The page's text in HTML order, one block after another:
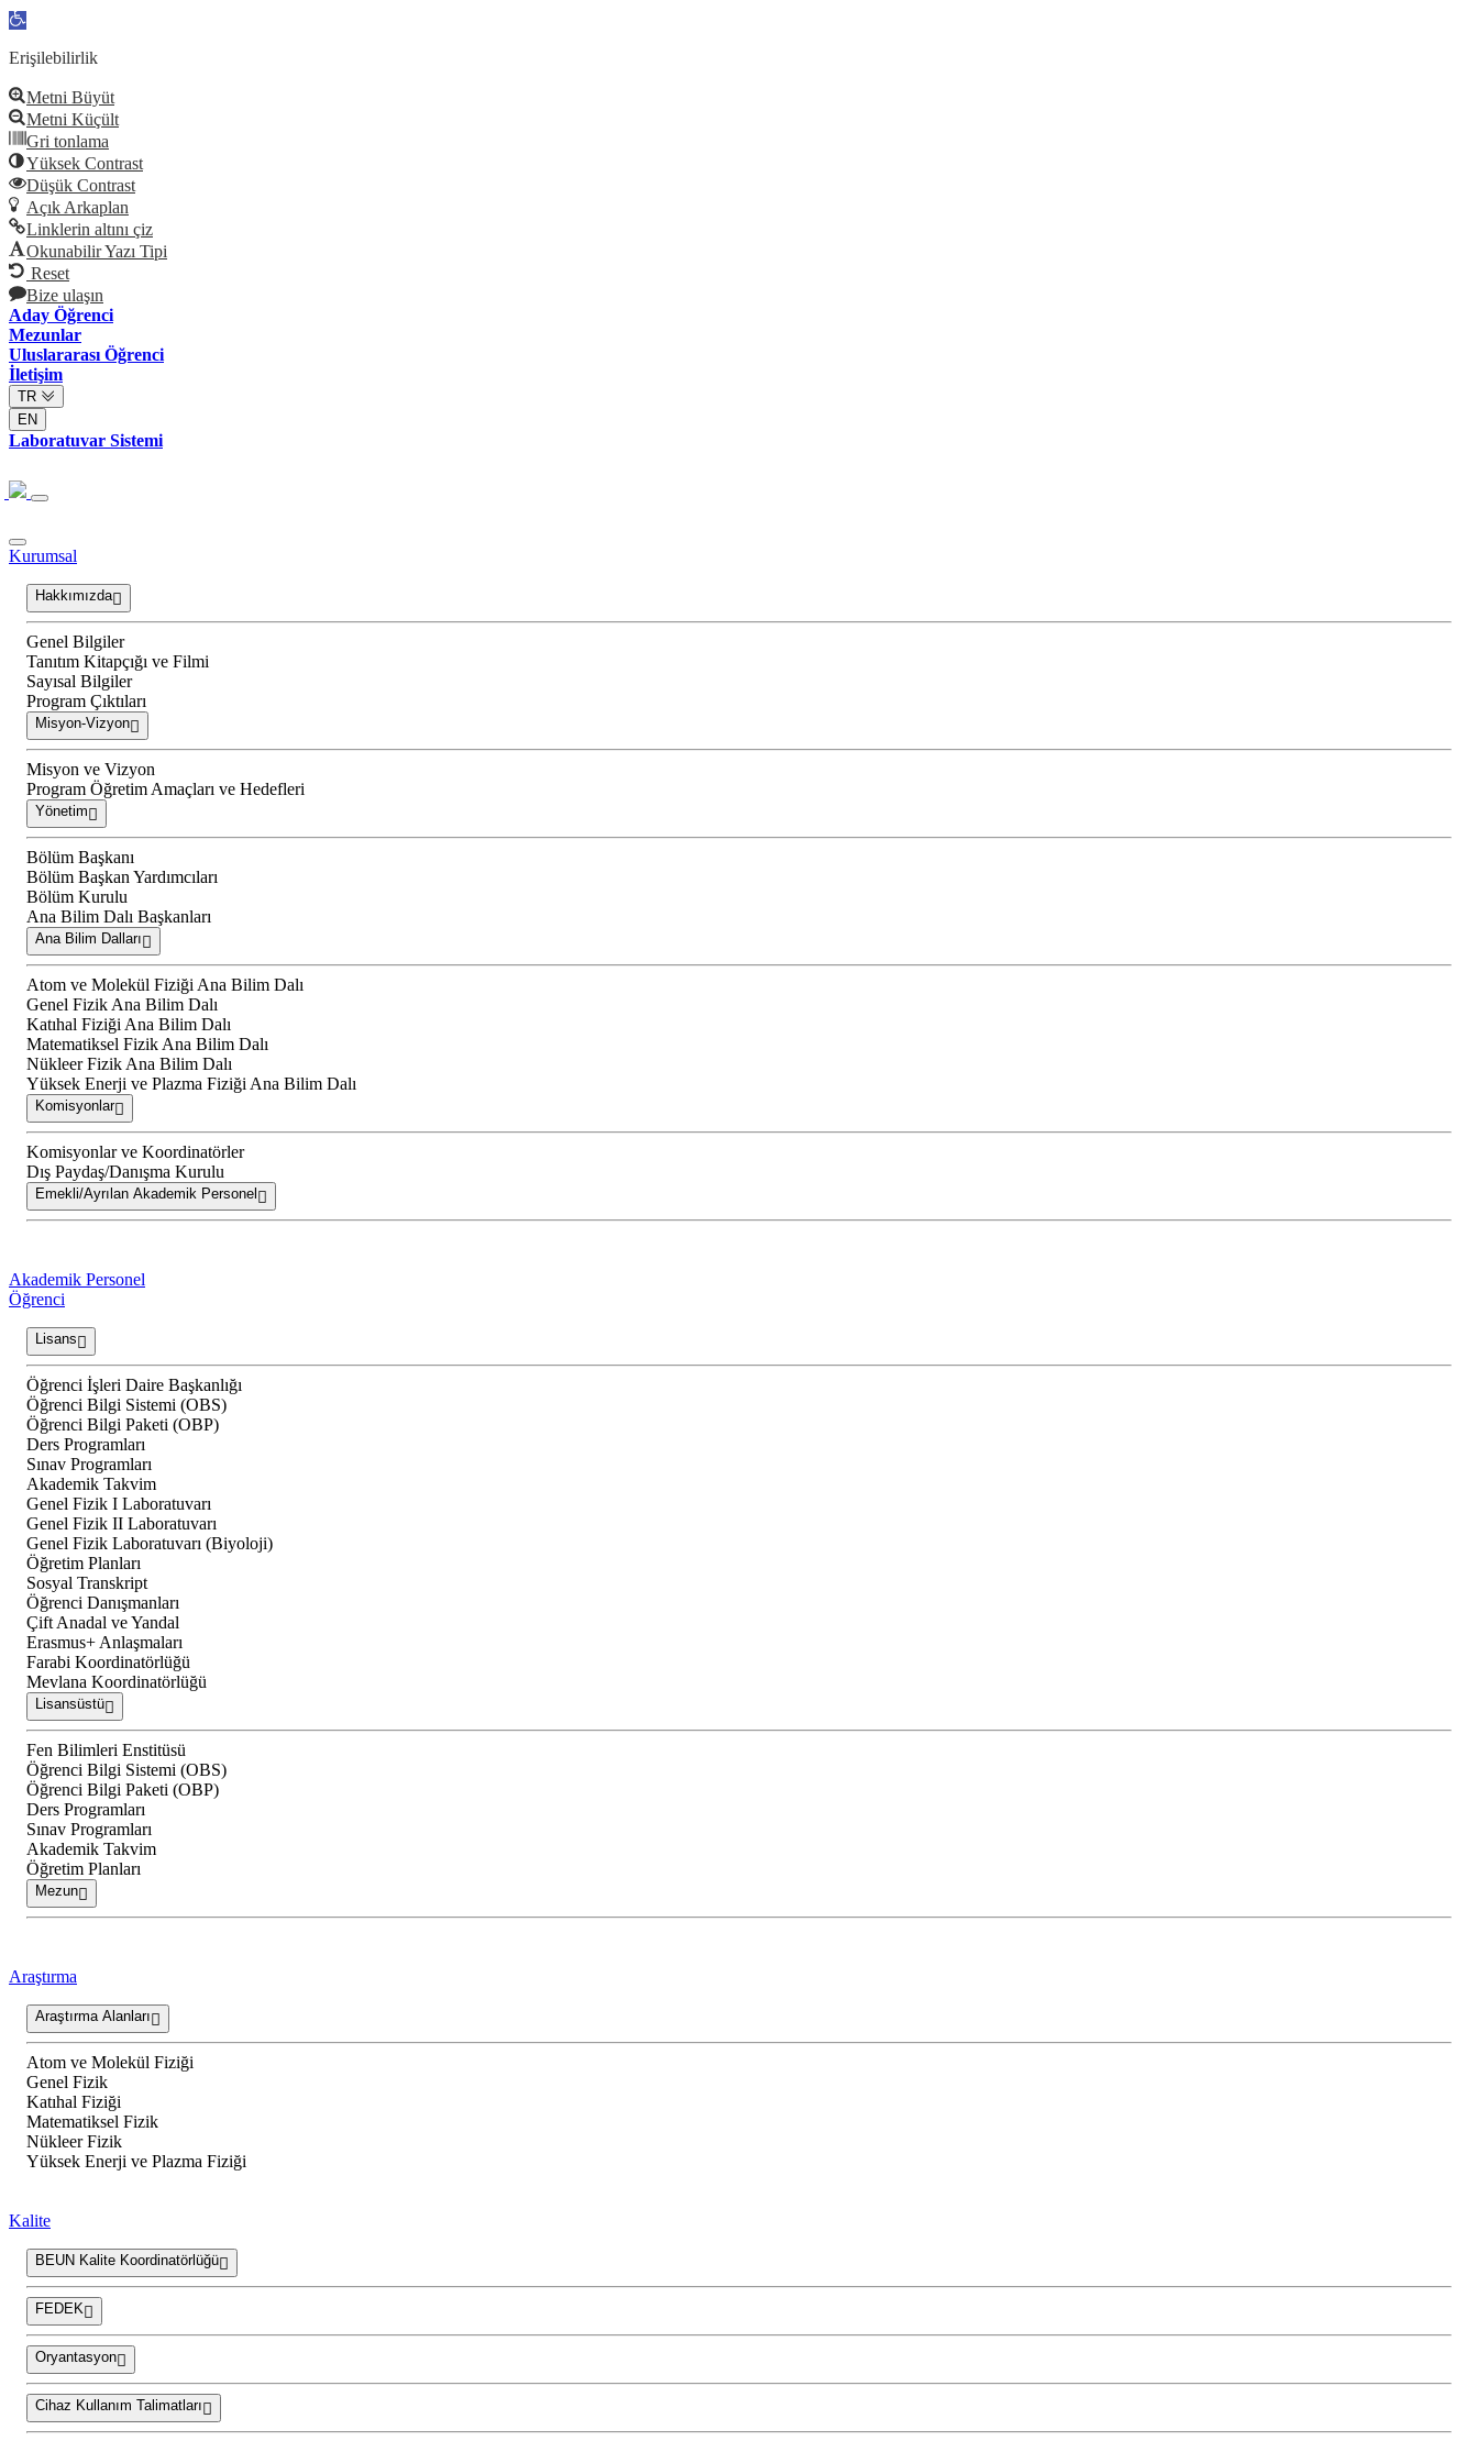
Open
Erişilebilirlik
Metni Büyüt
Metni Küçült
Gri tonlama
Yüksek Contrast
Düşük Contrast
Açık Arkaplan
Linklerin altını çiz
Okunabilir Yazı Tipi
Reset
Bize ulaşın
Aday Öğrenci
Mezunlar
Uluslararası Öğrenci
İletişim
TR
EN
Laboratuvar Sistemi
Kurumsal
Hakkımızda
Genel Bilgiler
Tanıtım Kitapçığı ve Filmi
Sayısal Bilgiler
Program Çıktıları
Misyon-Vizyon
Misyon ve Vizyon
Program Öğretim Amaçları ve Hedefleri
Yönetim
Bölüm Başkanı
Bölüm Başkan Yardımcıları
Bölüm Kurulu
Ana Bilim Dalı Başkanları
Ana Bilim Dalları
Atom ve Molekül Fiziği Ana Bilim Dalı
Genel Fizik Ana Bilim Dalı
Katıhal Fiziği Ana Bilim Dalı
Matematiksel Fizik Ana Bilim Dalı
Nükleer Fizik Ana Bilim Dalı
Yüksek Enerji ve Plazma Fiziği Ana Bilim Dalı
Komisyonlar
Komisyonlar ve Koordinatörler
Dış Paydaş/Danışma Kurulu
Emekli/Ayrılan Akademik Personel
Akademik Personel
Öğrenci
Lisans
Öğrenci İşleri Daire Başkanlığı
Öğrenci Bilgi Sistemi (OBS)
Öğrenci Bilgi Paketi (OBP)
Ders Programları
Sınav Programları
Akademik Takvim
Genel Fizik I Laboratuvarı
Genel Fizik II Laboratuvarı
Genel Fizik Laboratuvarı (Biyoloji)
Öğretim Planları
Sosyal Transkript
Öğrenci Danışmanları
Çift Anadal ve Yandal
Erasmus+ Anlaşmaları
Farabi Koordinatörlüğü
Mevlana Koordinatörlüğü
Lisansüstü
Fen Bilimleri Enstitüsü
Öğrenci Bilgi Sistemi (OBS)
Öğrenci Bilgi Paketi (OBP)
Ders Programları
Sınav Programları
Akademik Takvim
Öğretim Planları
Mezun
Araştırma
Araştırma Alanları
Atom ve Molekül Fiziği
Genel Fizik
Katıhal Fiziği
Matematiksel Fizik
Nükleer Fizik
Yüksek Enerji ve Plazma Fiziği
Kalite
BEUN Kalite Koordinatörlüğü
FEDEK
Oryantasyon
Cihaz Kullanım Talimatları